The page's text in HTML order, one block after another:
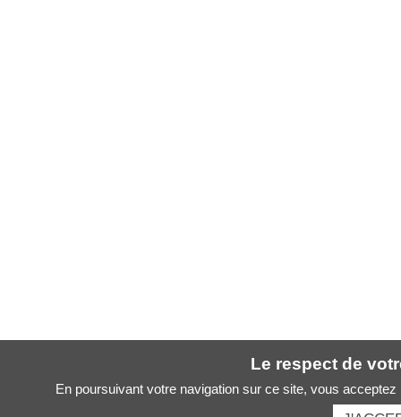
Le respect de
En poursuivant votre navigation sur ce site, vous